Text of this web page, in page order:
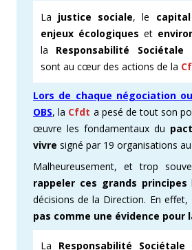
La justice sociale, le
enjeux écologiques et
la Responsabilité Sociétale
sont au cœur des actions de la
Lors de chaque négociation
OBS, la Cfdt a pesé de tout son
œuvre les fondamentaux du
vivre signé par 19 organisations
Malheureusement, et trop
rappeler ces grands principes
décisions de la Direction. En effet,
pas comme une évidence pour
La Responsabilité Sociétale